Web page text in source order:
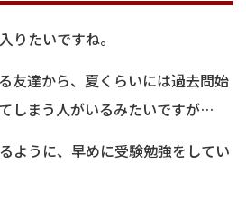
りたいですね。
友達から、夏くらいには過去問始
しまう人がいるみたいですが…
ように、早めに受験勉強をしてい